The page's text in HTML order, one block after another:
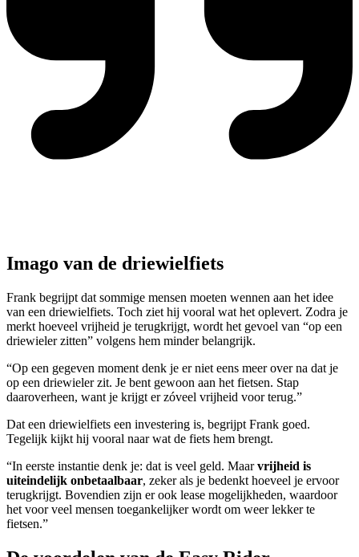
Imago van de driewielfiets
Frank begrijpt dat sommige mensen moeten wennen aan het idee
van een driewielfiets. Toch ziet hij vooral wat het oplevert. Zodra je
merkt hoeveel vrijheid je terugkrijgt, wordt het gevoel van “op een
driewieler zitten” volgens hem minder belangrijk.
“Op een gegeven moment denk je er niet eens meer over na dat je
op een driewieler zit. Je bent gewoon aan het fietsen. Stap
daaroverheen, want je krijgt er zóveel vrijheid voor terug.”
Dat een driewielfiets een investering is, begrijpt Frank goed.
Tegelijk kijkt hij vooral naar wat de fiets hem brengt.
“In eerste instantie denk je: dat is veel geld. Maarvrijheid is
uiteindelijk onbetaalbaar, zeker als je bedenkt hoeveel je ervoor
terugkrijgt. Bovendien zijn er ook lease mogelijkheden, waardoor
het voor veel mensen toegankelijker wordt om weer lekker te
fietsen.”